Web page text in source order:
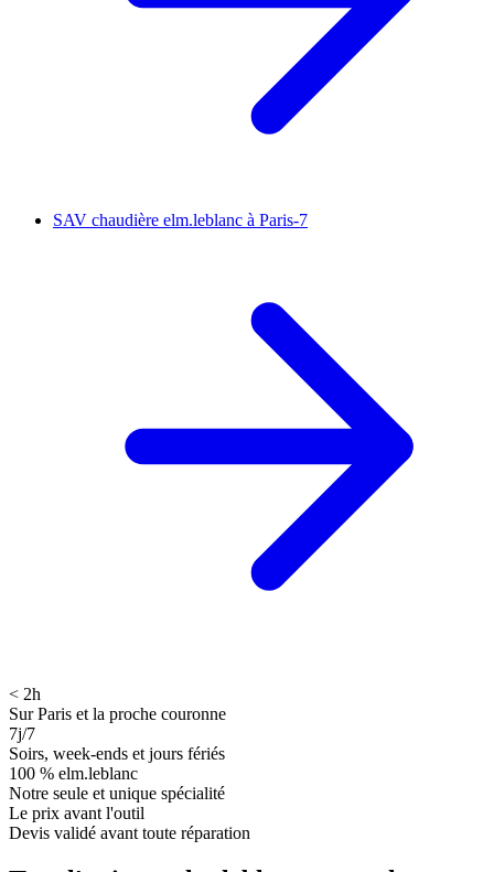
SAV chaudière elm.leblanc à Paris-7
< 2h
Sur Paris et la proche couronne
7j/7
Soirs, week-ends et jours fériés
100 % elm.leblanc
Notre seule et unique spécialité
Le prix avant l'outil
Devis validé avant toute réparation